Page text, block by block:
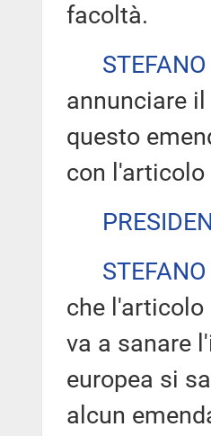
facoltà.
annunciare
questo
con l'articolo
che l'articolo
va a sanare
europea si
alcun